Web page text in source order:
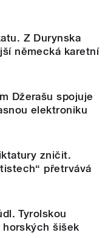
Z Durynska
německá karetní
Džerašu spojuje
elektroniku
zničit.
přetrvává
Tyrolskou
šišek